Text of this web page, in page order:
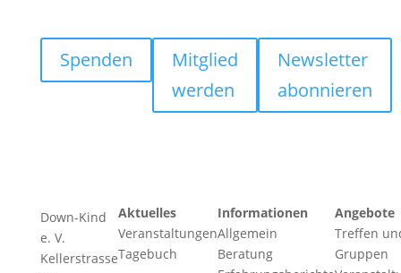
Spenden
Mitglied
werden
Newsletter
abonnieren
Down-Kind
e. V.
Kellerstrasse
Aktuelles
Veranstaltungen
Tagebuch
Informationen
Allgemein
Beratung
Angebote
Treffen
Gruppen